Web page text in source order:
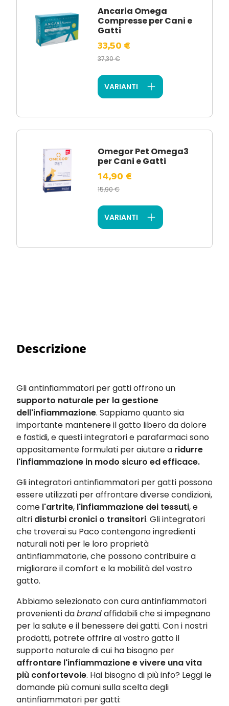
Ancaria Omega
Compresse per Cani e
Gatti
33,50 €
37,30 €
VARIANTI
Omegor Pet Omega3
per Cani e Gatti
14,90 €
15,90 €
VARIANTI
Descrizione
Gli antinfiammatori per gatti offrono un
supporto naturale per la gestione
dell'infiammazione. Sappiamo quanto sia
importante mantenere il gatto libero da dolore
e fastidi, e questi integratori e parafarmaci sono
appositamente formulati per aiutare a ridurre
l'infiammazione in modo sicuro ed efficace.
Gli integratori antinfiammatori per gatti possono
essere utilizzati per affrontare diverse condizioni,
come l'artrite, l'infiammazione dei tessuti, e
altri disturbi cronici o transitori. Gli integratori
che troverai su Paco contengono ingredienti
naturali noti per le loro proprietà
antinfiammatorie, che possono contribuire a
migliorare il comfort e la mobilità del vostro
gatto.
Abbiamo selezionato con cura antinfiammatori
provenienti dabrandaffidabili che si impegnano
per la salute e il benessere dei gatti. Con i nostri
prodotti, potrete offrire al vostro gatto il
supporto naturale di cui ha bisogno per
affrontare l'infiammazione e vivere una vita
più confortevole. Hai bisogno di più info? Leggi le
domande più comuni sulla scelta degli
antinfiammatori per gatti: